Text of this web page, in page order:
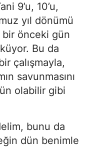
9’u, 10’u,
yıl dönümü
önceki gün
Bu da
çalışmayla,
savunmasını
olabilir gibi
bunu da
dün benimle